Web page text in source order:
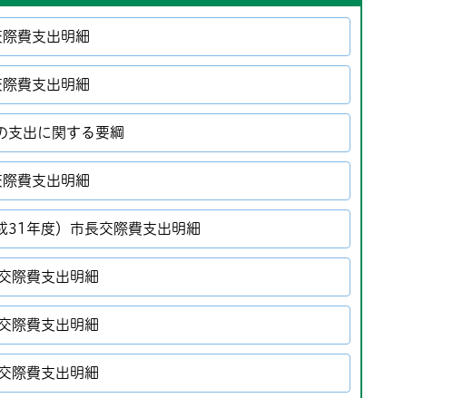
費支出明細
費支出明細
支出に関する要綱
費支出明細
31年度）市長交際費支出明細
際費支出明細
際費支出明細
際費支出明細